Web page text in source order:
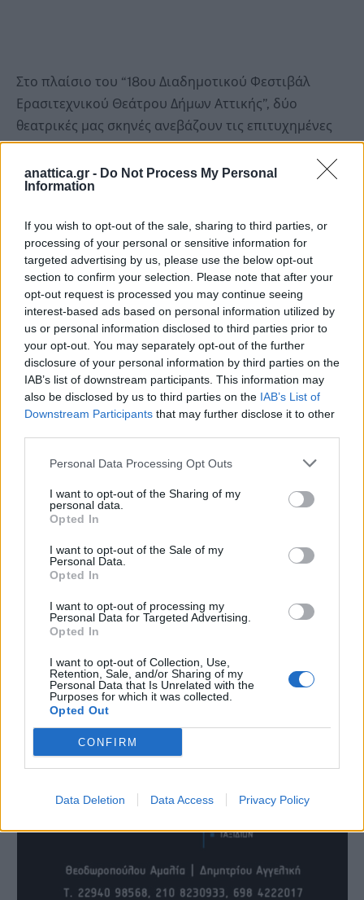
anattica.gr - Do Not Process My Personal
Information
If you wish to opt-out of the sale, sharing to third parties, or
processing of your personal or sensitive information for
targeted advertising by us, please use the below opt-out
section to confirm your selection. Please note that after your
opt-out request is processed you may continue seeing
interest-based ads based on personal information utilized by
us or personal information disclosed to third parties prior to
your opt-out. You may separately opt-out of the further
disclosure of your personal information by third parties on the
IAB’s list of downstream participants. This information may
also be disclosed by us to third parties on the IAB’s List of
Downstream Participants that may further disclose it to other
Personal Data Processing Opt Outs
I want to opt-out of the Sharing of my
personal data.
Opted In
I want to opt-out of the Sale of my
Personal Data.
Opted In
I want to opt-out of processing my
Personal Data for Targeted Advertising.
Opted In
I want to opt-out of Collection, Use,
Retention, Sale, and/or Sharing of my
Personal Data that Is Unrelated with the
Purposes for which it was collected.
Opted Out
CONFIRM
Data Deletion Data Access Privacy Policy
Στο πλαίσιο του “18ου Διαδημοτικού Φεστιβάλ
Ερασιτεχνικού Θεάτρου Δήμων Αττικής”, δύο
θεατρικές μας σκηνές ανεβάζουν τις επιτυχημένες
παραστάσεις τους στο Διόνυσο.
Δευτέρα 8 Σεπτεμβρίου 2025: Σκηνή Βαρνάβα – “Το
Νίκου Γκεσούλη.
Τρίτη 9 Σεπτεμβρίου 2025: Κεντρική Σκηνή – “Η
Βεγγέρα” του Ηλία Καπετανάκη σε σκηνοθεσία
Ανδρομάχης Μαρκοπούλου.
Χώρος Εκδηλώσεων Παλαιού Σταθμού Τρένου
Διονύσου
Έναρξη: 8.30μμ
Είσοδος: ελεύθερη